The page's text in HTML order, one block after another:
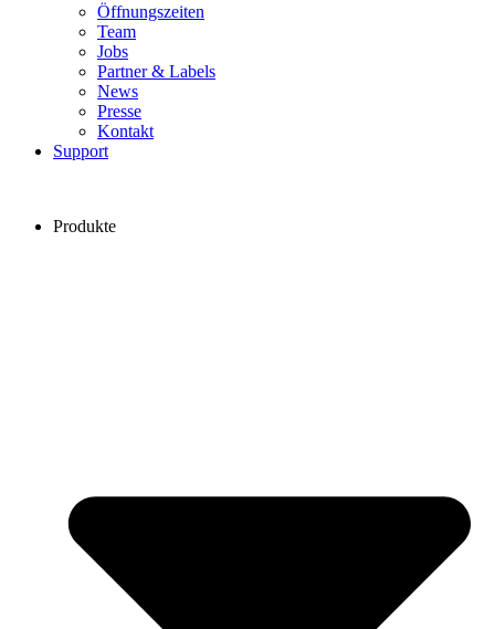
Öffnungszeiten
Team
Jobs
Partner & Labels
News
Presse
Kontakt
Support
Produkte